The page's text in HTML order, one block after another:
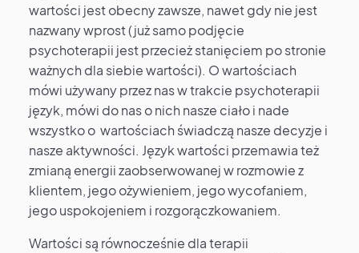
wartości jest obecny zawsze, nawet gdy nie jest
nazwany wprost (już samo podjęcie
psychoterapii jest przecież stanięciem po stronie
ważnych dla siebie wartości). O wartościach
mówi używany przez nas w trakcie psychoterapii
język, mówi do nas o nich nasze ciało i nade
wszystko o wartościach świadczą nasze decyzje i
nasze aktywności. Język wartości przemawia też
zmianą energii zaobserwowanej w rozmowie z
klientem, jego ożywieniem, jego wycofaniem,
jego uspokojeniem i rozgorączkowaniem.
Wartości są równocześnie dla terapii